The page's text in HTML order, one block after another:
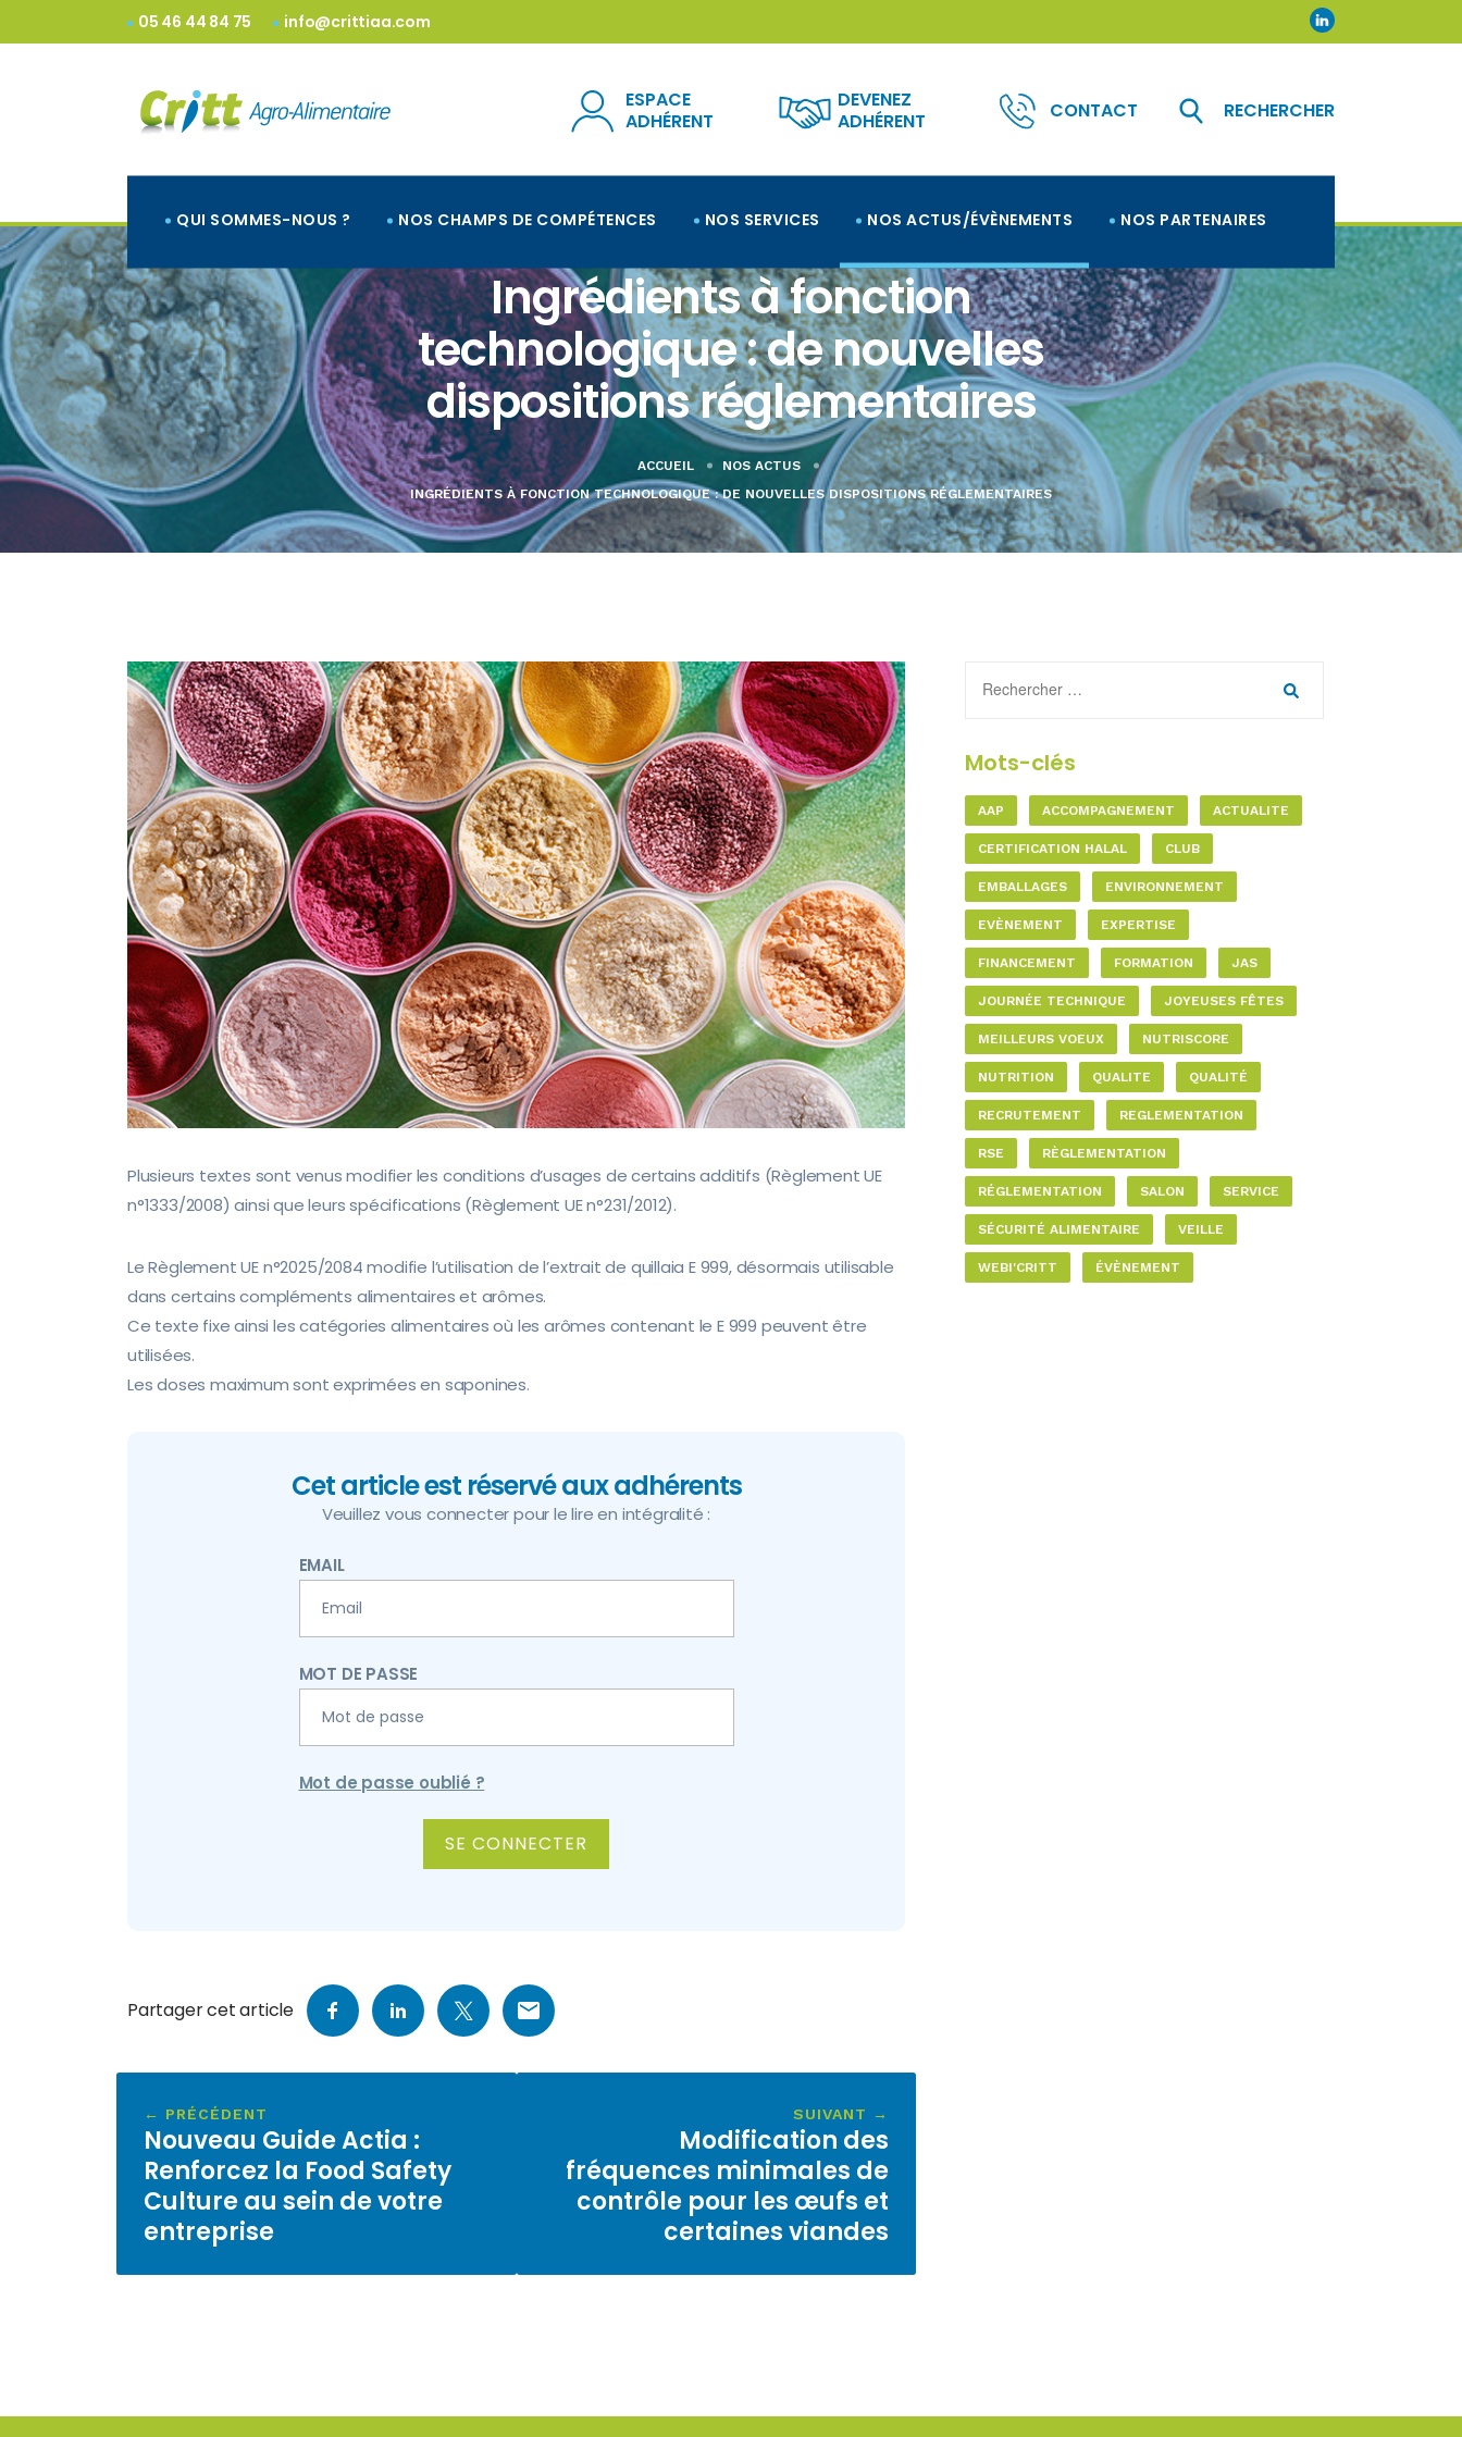
05 46 44 84 75 info@crittiaa.com
ESPACE
ADHÉRENT
DEVENEZ
ADHÉRENT
CONTACT RECHERCHER
QUI SOMMES-NOUS ? NOS CHAMPS DE COMPÉTENCES NOS SERVICES NOS ACTUS/ÉVÈNEMENTS NOS PARTENAIRES
Ingrédients à fonction
technologique : de nouvelles
dispositions réglementaires
ACCUEIL
NOS ACTUS
INGRÉDIENTS À FONCTION TECHNOLOGIQUE : DE NOUVELLES DISPOSITIONS RÉGLEMENTAIRES
Plusieurs textes sont venus modifier les conditions d’usages de certains additifs (Règlement UE
n°1333/2008) ainsi que leurs spécifications (Règlement UE n°231/2012).
Le Règlement UE n°2025/2084 modifie l’utilisation de l’extrait de quillaia E 999, désormais utilisable
dans certains compléments alimentaires et arômes.
Ce texte fixe ainsi les catégories alimentaires où les arômes contenant le E 999 peuvent être
utilisées.
Les doses maximum sont exprimées en saponines.
Cet article est réservé aux adhérents
Veuillez vous connecter pour le lire en intégralité :
EMAIL
MOT DE PASSE
Mot de passe oublié ?
Partager cet article
← PRÉCÉDENT
Nouveau Guide Actia :
Renforcez la Food Safety
Culture au sein de votre
entreprise
SUIVANT →
Modification des
fréquences minimales de
contrôle pour les œufs et
certaines viandes
Mots-clés
AAP ACCOMPAGNEMENT ACTUALITE
CERTIFICATION HALAL CLUB
EMBALLAGES ENVIRONNEMENT
EVÈNEMENT EXPERTISE
FINANCEMENT FORMATION JAS
JOURNÉE TECHNIQUE JOYEUSES FÊTES
MEILLEURS VOEUX NUTRISCORE
NUTRITION QUALITE QUALITÉ
RECRUTEMENT REGLEMENTATION
RSE RÈGLEMENTATION
RÉGLEMENTATION SALON SERVICE
SÉCURITÉ ALIMENTAIRE VEILLE
WEBI'CRITT ÉVÈNEMENT